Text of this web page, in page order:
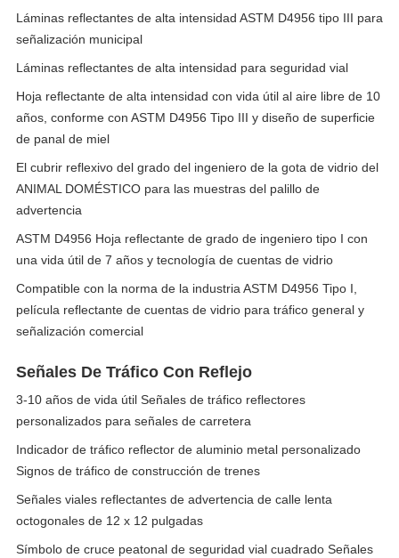
Láminas reflectantes de alta intensidad ASTM D4956 tipo III para
señalización municipal
Láminas reflectantes de alta intensidad para seguridad vial
Hoja reflectante de alta intensidad con vida útil al aire libre de 10
años, conforme con ASTM D4956 Tipo III y diseño de superficie
de panal de miel
El cubrir reflexivo del grado del ingeniero de la gota de vidrio del
ANIMAL DOMÉSTICO para las muestras del palillo de
advertencia
ASTM D4956 Hoja reflectante de grado de ingeniero tipo I con
una vida útil de 7 años y tecnología de cuentas de vidrio
Compatible con la norma de la industria ASTM D4956 Tipo I,
película reflectante de cuentas de vidrio para tráfico general y
señalización comercial
Señales De Tráfico Con Reflejo
3-10 años de vida útil Señales de tráfico reflectores
personalizados para señales de carretera
Indicador de tráfico reflector de aluminio metal personalizado
Signos de tráfico de construcción de trenes
Señales viales reflectantes de advertencia de calle lenta
octogonales de 12 x 12 pulgadas
Símbolo de cruce peatonal de seguridad vial cuadrado Señales